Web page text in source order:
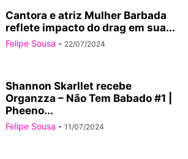
Cantora e atriz Mulher Barbada
reflete impacto do drag em sua...
Felipe Sousa - 22/07/2024
Shannon Skarllet recebe
Organzza – Não Tem Babado #1 |
Pheeno...
Felipe Sousa - 11/07/2024